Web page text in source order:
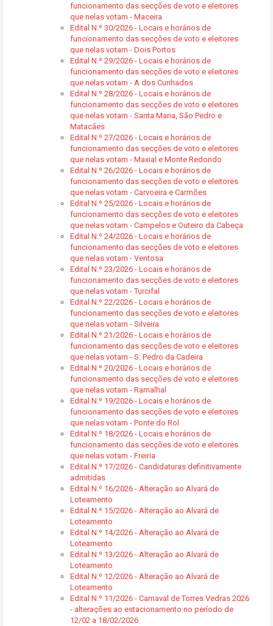
funcionamento das secções de voto e eleitores
que nelas votam - Maceira
Edital N.º 30/2026 - Locais e horários de
funcionamento das secções de voto e eleitores
que nelas votam - Dois Portos
Edital N.º 29/2026 - Locais e horários de
funcionamento das secções de voto e eleitores
que nelas votam - A dos Cunhados
Edital N.º 28/2026 - Locais e horários de
funcionamento das secções de voto e eleitores
que nelas votam - Santa Maria, São Pedro e
Matacães
Edital N.º 27/2026 - Locais e horários de
funcionamento das secções de voto e eleitores
que nelas votam - Maxial e Monte Redondo
Edital N.º 26/2026 - Locais e horários de
funcionamento das secções de voto e eleitores
que nelas votam - Carvoeira e Carmões
Edital N.º 25/2026 - Locais e horários de
funcionamento das secções de voto e eleitores
que nelas votam - Campelos e Outeiro da Cabeça
Edital N.º 24/2026 - Locais e horários de
funcionamento das secções de voto e eleitores
que nelas votam - Ventosa
Edital N.º 23/2026 - Locais e horários de
funcionamento das secções de voto e eleitores
que nelas votam - Turcifal
Edital N.º 22/2026 - Locais e horários de
funcionamento das secções de voto e eleitores
que nelas votam - Silveira
Edital N.º 21/2026 - Locais e horários de
funcionamento das secções de voto e eleitores
que nelas votam - S. Pedro da Cadeira
Edital N.º 20/2026 - Locais e horários de
funcionamento das secções de voto e eleitores
que nelas votam - Ramalhal
Edital N.º 19/2026 - Locais e horários de
funcionamento das secções de voto e eleitores
que nelas votam - Ponte do Rol
Edital N.º 18/2026 - Locais e horários de
funcionamento das secções de voto e eleitores
que nelas votam - Freiria
Edital N.º 17/2026 - Candidaturas definitivamente
admitidas
Edital N.º 16/2026 - Alteração ao Alvará de
Loteamento
Edital N.º 15/2026 - Alteração ao Alvará de
Loteamento
Edital N.º 14/2026 - Alteração ao Alvará de
Loteamento
Edital N.º 13/2026 - Alteração ao Alvará de
Loteamento
Edital N.º 12/2026 - Alteração ao Alvará de
Loteamento
Edital N.º 11/2026 - Carnaval de Torres Vedras 2026
- alterações ao estacionamento no período de
12/02 a 18/02/2026